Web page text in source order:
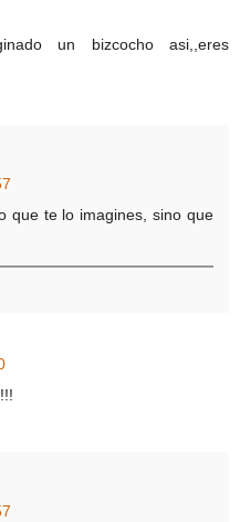
un bizcocho asi,,eres
que te lo imagines, sino que